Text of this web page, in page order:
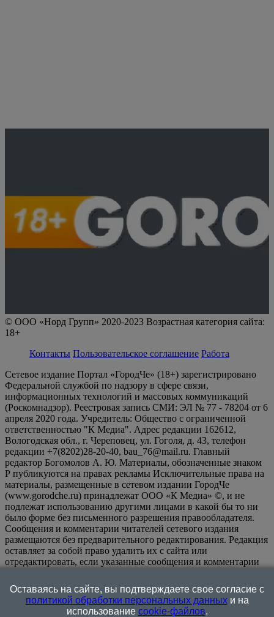
© ООО «Норд Групп» 2020-2023 Возрастная категория сайта:
18+
Контакты Пользовательское соглашение Работа
Сетевое издание Портал «ГородЧе» (18+) зарегистрировано
Федеральной службой по надзору в сфере связи,
информационных технологий и массовых коммуникаций
(Роскомнадзор). Реестровая запись СМИ: ЭЛ № 77 - 78204 от 6
апреля 2020 года. Учредитель: Общество с ограниченной
ответственностью "К Медиа". Адрес редакции 162612,
Вологодская обл., г. Череповец, ул. Гоголя, д. 43, телефон
редакции +7(8202)28-20-40, bau_76@mail.ru. Главный
редактор Богомолов А. Ю. Материалы, обозначенные знаком
Р публикуются на правах рекламы Исключительные права на
материалы, размещенные в сетевом издании ГородЧе
(www.gorodche.ru) принадлежат ООО «К Медиа» ©, и не
подлежат использованию другими лицами в какой бы то ни
было форме без письменного разрешения правообладателя.
Сообщения и комментарии читателей сетевого издания
размещаются без предварительного редактирования. Редакция
оставляет за собой право удалить их с сайта или
отредактировать, если указанные сообщения и комментарии
или нарушением иных требований закона.
информационном ресурсе применяются рекомендательные
технологии (информационные технологии предоставления
Оставаясь на сайте, вы подтверждаете свое согласие с
политикой обработки персональных данныхи на
использование cookie-файлов.